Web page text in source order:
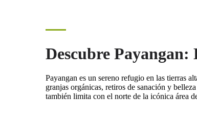
Descubre
Payangan es un sereno refugio en las tierras
granjas orgánicas, retiros de sanación y
también limita con el norte de la icónica área